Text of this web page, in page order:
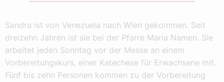
Sandra ist von Venezuela nach Wien gekommen. Seit
dreizehn Jahren ist sie bei der Pfarre Maria Namen. Sie
arbeitet jeden Sonntag vor der Messe an einem
Vorbereitungskurs, einer Katechese für Erwachsene mit.
Fünf bis zehn Personen kommen zu der Vorbereitung